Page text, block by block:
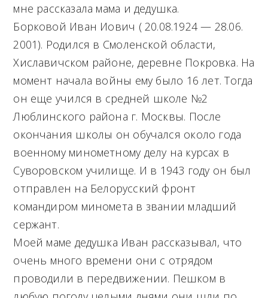
мне рассказала мама и дедушка.
Борковой Иван Иович ( 20.08.1924 — 28.06.
2001). Родился в Смоленской области,
Хиславичском районе, деревне Покровка. На
момент начала войны ему было 16 лет. Тогда
он еще учился в средней школе №2
Люблинского района г. Москвы. После
окончания школы он обучался около года
военному минометному делу на курсах в
Суворовском училище. И в 1943 году он был
отправлен на Белорусский фронт
командиром миномета в звании младший
сержант.
Моей маме дедушка Иван рассказывал, что
очень много времени они с отрядом
проводили в передвижении. Пешком в